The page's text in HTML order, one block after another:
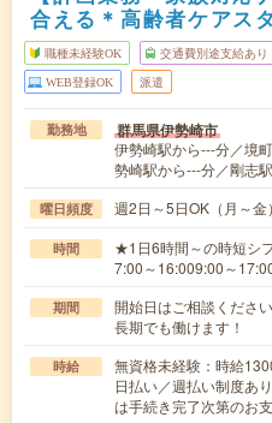
合える＊高齢者ケアス
職種未経験OK 交通費別途支給あり
WEB登録OK 派遣
勤務地 群馬県伊勢崎市
伊勢崎駅から---分／境
勢崎駅から---分／剛志
曜日頻度 週2日～5日OK（月～
時間
★1日6時間～の時短シ
7:00～16:009:00～
期間
開始日はご相談くだ
長期でも働けます！
時給
無資格未経験：時給
日払い／週払い制度あ
は手続き完了次第のお